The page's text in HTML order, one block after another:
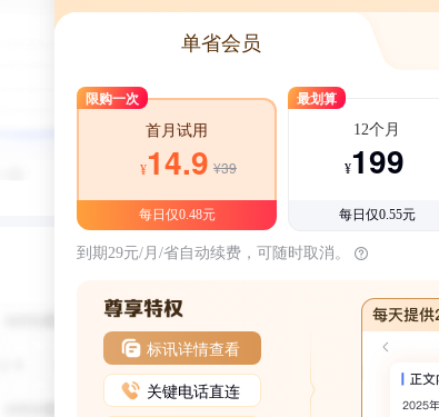
单省会员
限购一次
首月试用
¥14.9 ¥39
每日仅0.48元
最划算
12个月
¥199
每日仅0.55元
到期29元/月/省自动续费，可随时取消。
标讯详情查看
关键电话直连